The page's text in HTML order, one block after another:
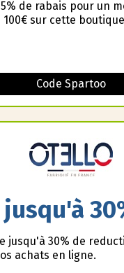
de rabais pour un
100€ sur cette
Code Spartoo
jusqu'à
jusqu'à 30% de
achats en ligne.